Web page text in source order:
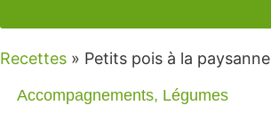
Recettes » Petits pois à la paysanne
Accompagnements, Légumes